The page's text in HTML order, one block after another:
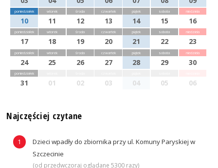
poniedziałek
10
wtorek
11
środa
12
czwartek
13
piątek
14
sobota
15
niedziela
16
poniedziałek
17
wtorek
18
środa
19
czwartek
20
piątek
21
sobota
22
niedziela
23
poniedziałek
24
wtorek
25
środa
26
czwartek
27
piątek
28
sobota
29
niedziela
30
poniedziałek
31 01 02 03 04 05 06
Najczęściej czytane
Dzieci wpadły do zbiornika przy ul. Komuny Paryskiej w
Szczecinie
(od przedwczoraj oglądane 5300 razy)